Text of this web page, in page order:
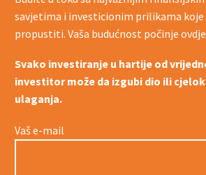
savjetima i investicionim prilikama koje
propustiti. Vaša budućnost počinje
Svako investiranje u hartije od
investitor može da izgubi dio ili
ulaganja.
Vaš e-mail